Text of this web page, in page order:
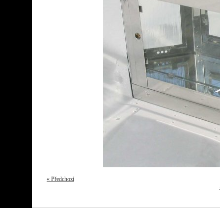
« Předchozí